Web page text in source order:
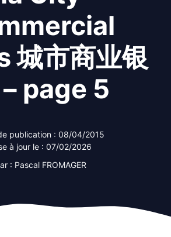
城市商业银
page 5
publication : 08/04/2015
à jour le : 07/02/2026
: Pascal FROMAGER